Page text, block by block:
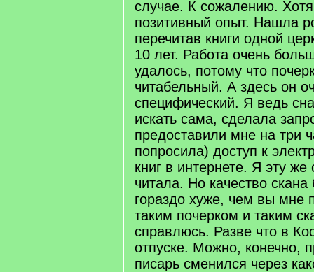
случае. К сожалению.
позитивный опыт. Нашла
перечитав книги одной
10 лет. Работа очень
удалось, потому что
читабельный. А здесь он
специфический. Я ведь
искать сама, сделала
предоставили мне на три
попросила) доступ к
книг в интернете. Я эту же
читала. Но качество
гораздо хуже, чем вы мне
таким почерком и таким
справлюсь. Разве что в
отпуске. Можно, конечно,
писарь сменился через